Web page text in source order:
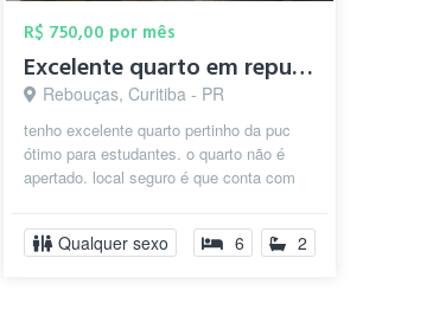
R$ 750,00 por mês
Excelente quarto em republica na ria da ...
Rebouças, Curitiba - PR
tenho excelente quarto pertinho da puc
ótimo para estudantes. o quarto não é
apertado. local seguro é que conta com
Qualquer sexo 6 2